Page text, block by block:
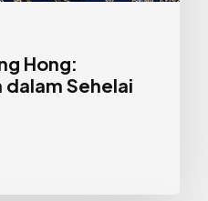
Hong:
dalam Sehelai